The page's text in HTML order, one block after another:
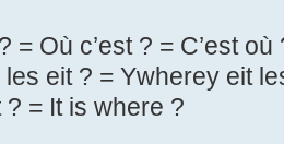
= Où c’est ? = C’est où
eit ? = Ywherey eit
= It is where ?